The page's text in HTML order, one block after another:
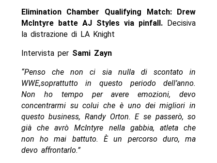
Elimination Chamber Qualifying Match: Drew
McIntyre batte AJ Styles via pinfall.
Decisiva
la distrazione di LA Knight
Intervista per Sami Zayn
“Penso che non ci sia nulla di scontato in
WWE,soprattutto in questo periodo dell’anno.
Non ho tempo per avere emozioni, devo
concentrarmi su colui che è uno dei migliori in
questo business, Randy Orton. E se passerò, so
già che avrò McIntyre nella gabbia, atleta che
non ho mai battuto. È un percorso duro, ma
devo affrontarlo.”